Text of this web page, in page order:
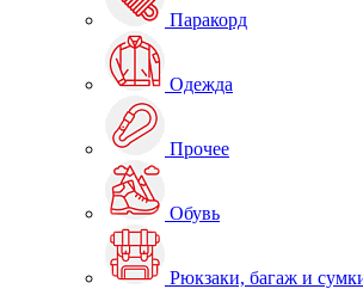
Паракорд
Одежда
Прочее
Обувь
Рюкзаки, багаж и